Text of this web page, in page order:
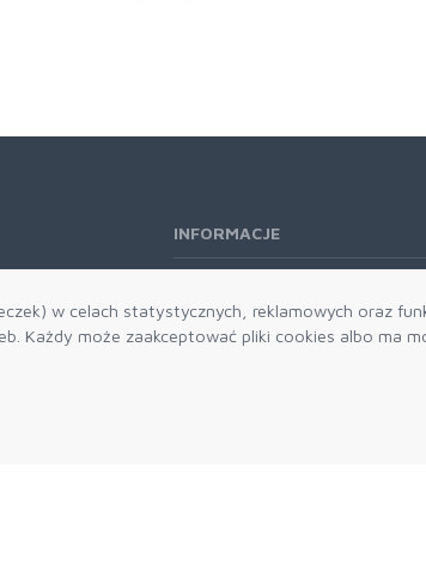
w celach statystycznych, reklamowych oraz
Każdy może zaakceptować pliki cookies albo ma
INFORMACJE
Kontakt